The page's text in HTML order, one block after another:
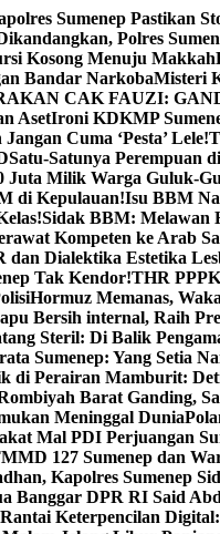
Sumenep Pastikan
Polres
Kosong Menuju Makkah
Bandar NarkobaMisteri
CAK FAUZI:
AsetIroni KDKMP
Cuma ‘Pesta’ Lele!
Satu-Satunya Perempuan
Milik Warga Guluk-
di Kepulauan!Isu BBM
Sidak BBM: Melawan
Kompeten ke Arab
Dialektika Estetika
Tak Kendor!THR
Hormuz Memanas,
Bersih internal, Raih
Steril: Di Balik
Sumenep: Yang Setia
di Perairan Mamburit:
Barat Ganding,
Meninggal Dunia
Mal PDI Perjuangan
127 Sumenep dan
Kapolres Sumenep
Banggar DPR RI Said
Keterpencilan